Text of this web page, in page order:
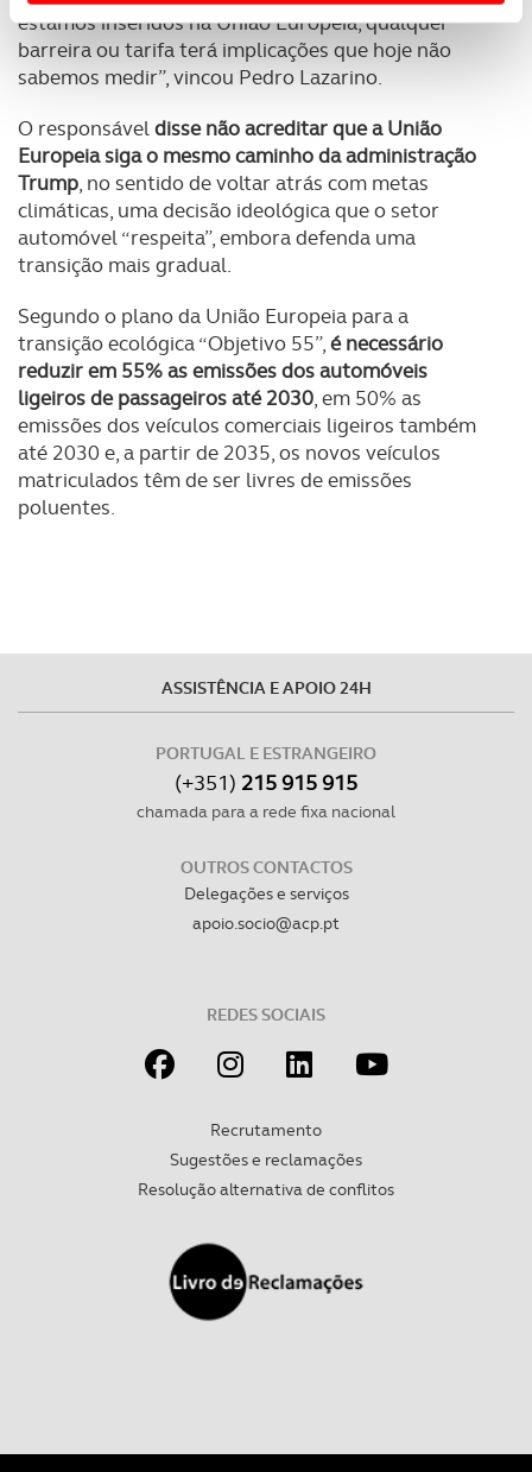
personalizar conteúdos e anúncios, para lhe proporcionar
funcionalidades de redes sociais, bem como para
Adicionalmente partilhamos informação, relativa à sua
utilização do nosso site de publicidade e de análise, com
parceiros e organizações na UE e em países terceiros.
O ACP garantirá que as transferências internacionais de
consentimento e quando tal se afigure estritamente
necessário no contexto dos serviços a prestar.
Realçamos que o bloqueio de certo tipo de Cookies e
tecnologias similares pode ter impacto na sua
experiência de navegação no Website e nos serviços
disponibilizados.
estamos inseridos na União Europeia, qualquer
barreira ou tarifa terá implicações que hoje não
sabemos medir”, vincou Pedro Lazarino.
O responsáveldisse não acreditar que a União
Europeia siga o mesmo caminho da administração
Trump, no sentido de voltar atrás com metas
climáticas, uma decisão ideológica que o setor
automóvel “respeita”, embora defenda uma
transição mais gradual.
Segundo o plano da União Europeia para a
transição ecológica “Objetivo 55”,é necessário
reduzir em 55% as emissões dos automóveis
ligeiros de passageiros até 2030, em 50% as
emissões dos veículos comerciais ligeiros também
até 2030 e, a partir de 2035, os novos veículos
matriculados têm de ser livres de emissões
poluentes.
ASSISTÊNCIA E APOIO 24H
PORTUGAL E ESTRANGEIRO
(+351) 215 915 915
chamada para a rede fixa nacional
OUTROS CONTACTOS
Delegações e serviços
apoio.socio@acp.pt
REDES SOCIAIS
Recrutamento
Sugestões e reclamações
Resolução alternativa de conflitos